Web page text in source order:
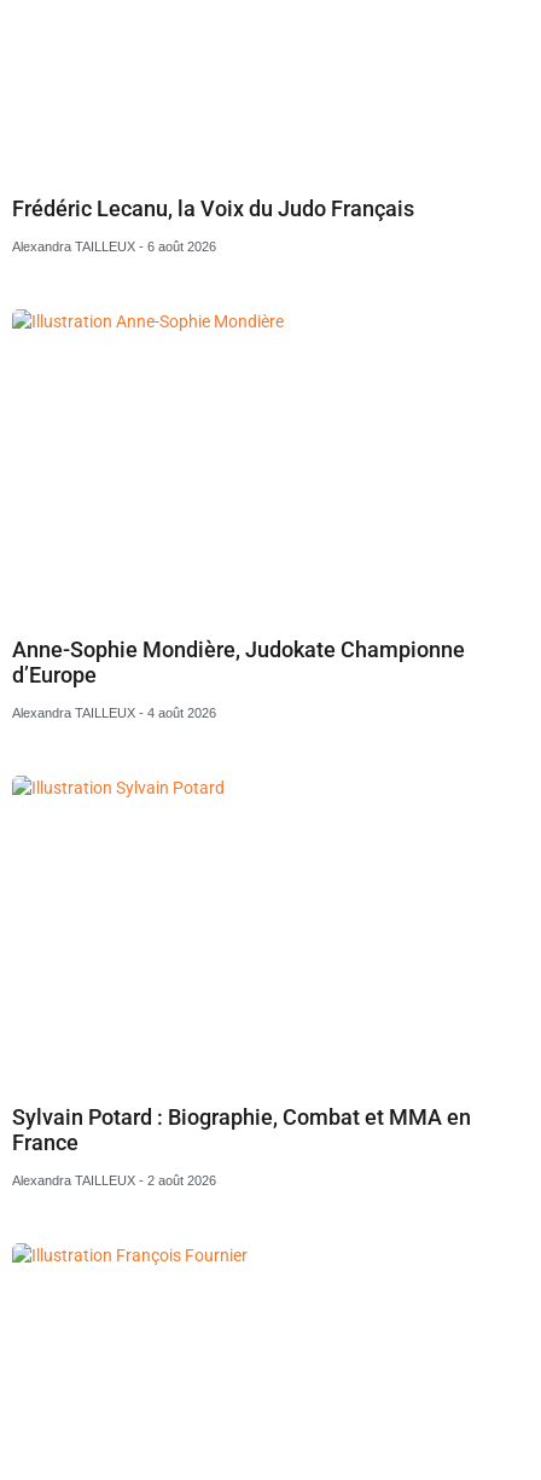
Frédéric Lecanu, la Voix du Judo Français
Alexandra TAILLEUX 6 août 2026
Anne-Sophie Mondière, Judokate Championne
d’Europe
Alexandra TAILLEUX 4 août 2026
Sylvain Potard : Biographie, Combat et MMA en
France
Alexandra TAILLEUX 2 août 2026